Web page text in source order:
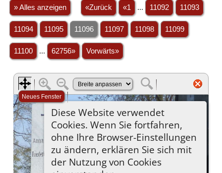
» Alles anzeigen «Zurück «1 ... 11092 11093
11094 11095 11096 11097 11098 11099
11100 ... 62756» Vorwärts»